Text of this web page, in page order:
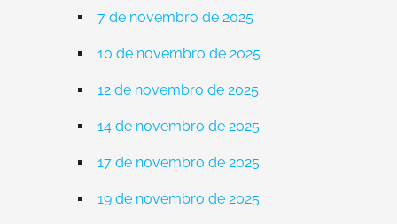
7 de novembro de 2025
10 de novembro de 2025
12 de novembro de 2025
14 de novembro de 2025
17 de novembro de 2025
19 de novembro de 2025